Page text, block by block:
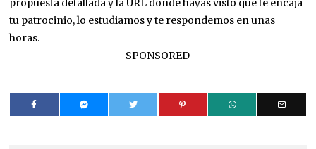
propuesta detallada y la URL donde hayas visto que te encaja
tu patrocinio, lo estudiamos y te respondemos en unas
horas.
SPONSORED